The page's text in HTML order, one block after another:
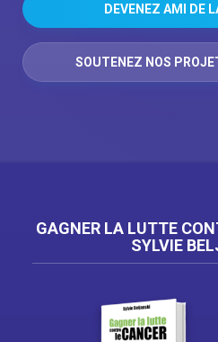
DEVENEZ AMI DE
SOUTENEZ NOS
GAGNER LA LUTTE
SYLVIE